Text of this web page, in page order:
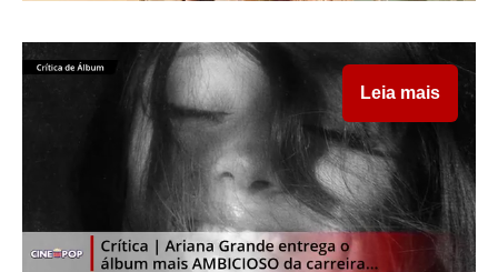
Leia mais